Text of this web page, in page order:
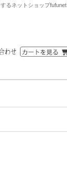
るネットショップfufunet